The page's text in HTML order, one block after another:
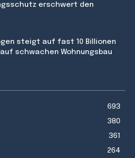
erschwert den
steigt auf fast 10 Billionen
auf schwachen Wohnungsbau
693
380
361
264